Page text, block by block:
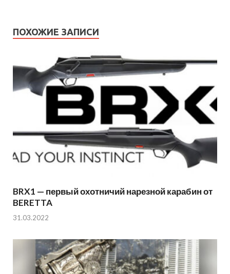
ПОХОЖИЕ ЗАПИСИ
BRX1 — первый охотничий нарезной карабин от
BERETTA
31.03.2022